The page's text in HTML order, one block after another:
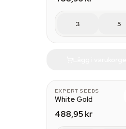
3 5
EXPERT SEEDS
White Gold
488,95 kr